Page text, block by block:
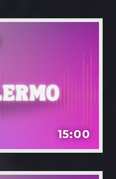
15:00